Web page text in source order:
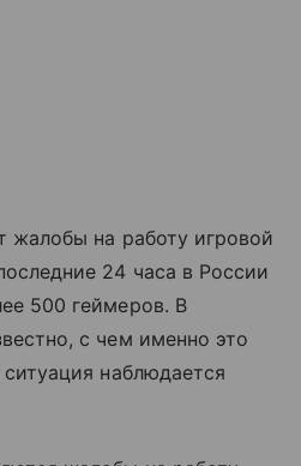
жалобы на работу игровой
24 часа в России
500 геймеров. В
с чем именно это
наблюдается